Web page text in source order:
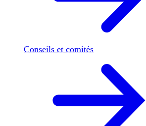
Conseils et comités